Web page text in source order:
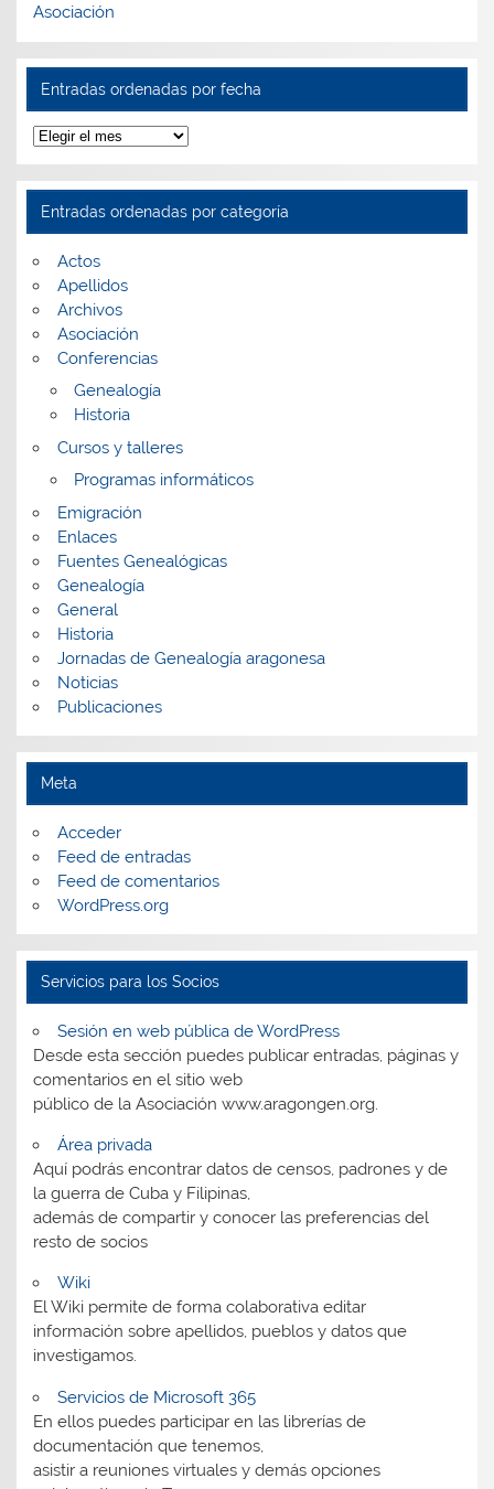
Asociación
Entradas ordenadas por fecha
Entradas
ordenadas
por
fecha
Entradas ordenadas por categoría
Actos
Apellidos
Archivos
Asociación
Conferencias
Genealogía
Historia
Cursos y talleres
Programas informáticos
Emigración
Enlaces
Fuentes Genealógicas
Genealogía
General
Historia
Jornadas de Genealogía aragonesa
Noticias
Publicaciones
Meta
Acceder
Feed de entradas
Feed de comentarios
WordPress.org
Servicios para los Socios
Sesión en web pública de WordPress
Desde esta sección puedes publicar entradas, páginas y
comentarios en el sitio web
público de la Asociación www.aragongen.org.
Área privada
Aquí podrás encontrar datos de censos, padrones y de
la guerra de Cuba y Filipinas,
además de compartir y conocer las preferencias del
resto de socios
Wiki
El Wiki permite de forma colaborativa editar
información sobre apellidos, pueblos y datos que
investigamos.
Servicios de Microsoft 365
En ellos puedes participar en las librerías de
documentación que tenemos,
asistir a reuniones virtuales y demás opciones